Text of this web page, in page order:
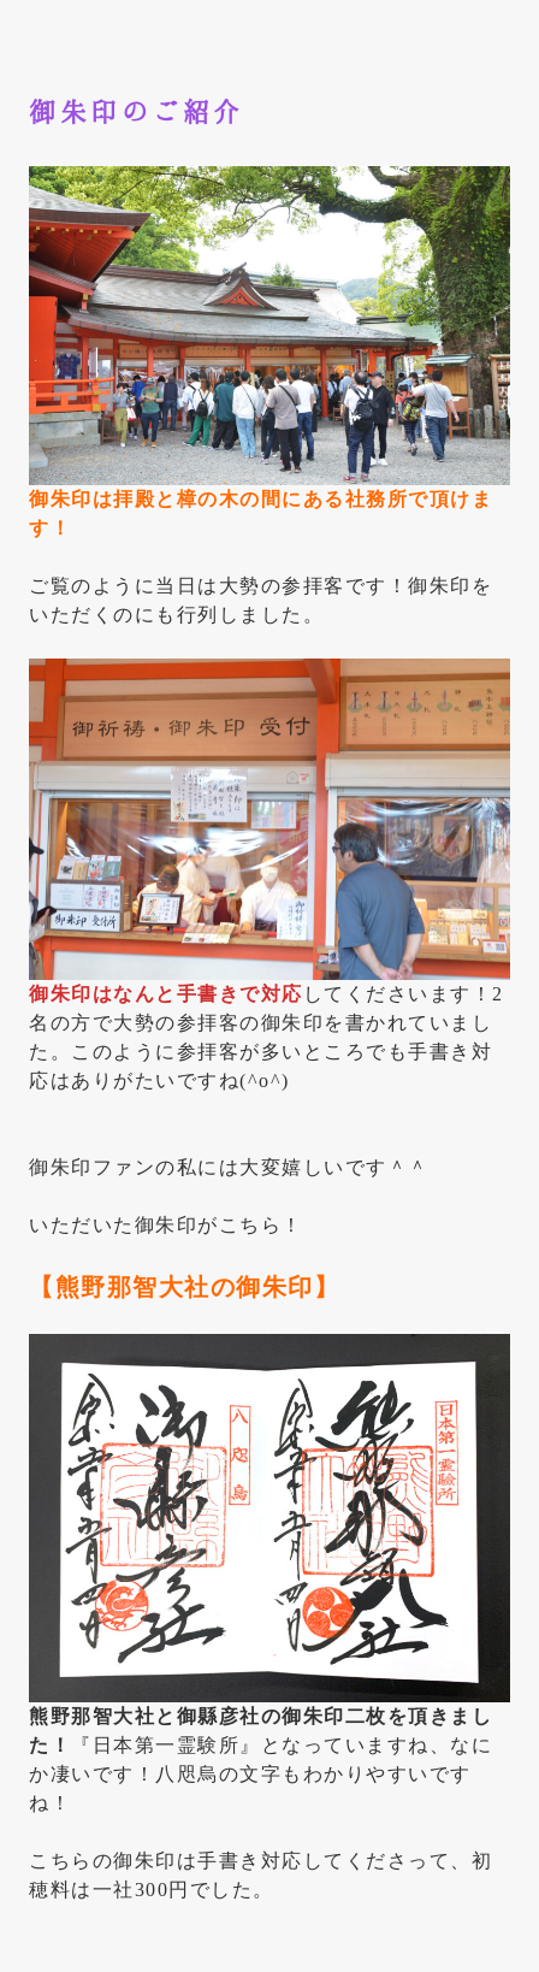
御朱印のご紹介
御朱印は拝殿と樟の木の間にある社務所で頂けま
す！
ご覧のように当日は大勢の参拝客です！御朱印を
いただくのにも行列しました。
御朱印はなんと手書きで対応 してくださいます！2
名の方で大勢の参拝客の御朱印を書かれていまし
た。このように参拝客が多いところでも手書き対
応はありがたいですね(^o^)
御朱印ファンの私には大変嬉しいです＾＾
いただいた御朱印がこちら！
【熊野那智大社の御朱印】
熊野那智大社と御縣彦社の御朱印二枚を頂きまし
た！
『日本第一霊験所』となっていますね、なに
か凄いです！八咫烏の文字もわかりやすいです
ね！
こちらの御朱印は手書き対応してくださって、初
穂料は一社300円でした。